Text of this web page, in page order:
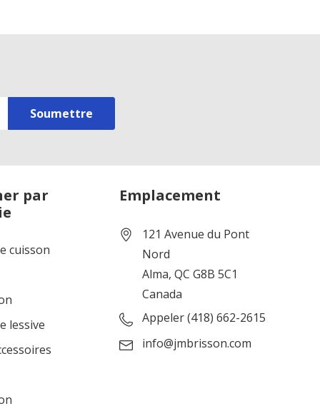
par
cuisson
lessive
Emplacement
121 Avenue du Pont
Nord
Alma, QC G8B 5C1
Canada
Appeler (418) 662-2615
info@jmbrisson.com